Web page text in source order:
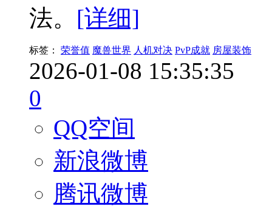
法。 [详细]
标签： 荣誉值 魔兽世界 人机对决 PvP成就 房屋装饰
2026-01-08 15:35:35
0
QQ空间
新浪微博
腾讯微博